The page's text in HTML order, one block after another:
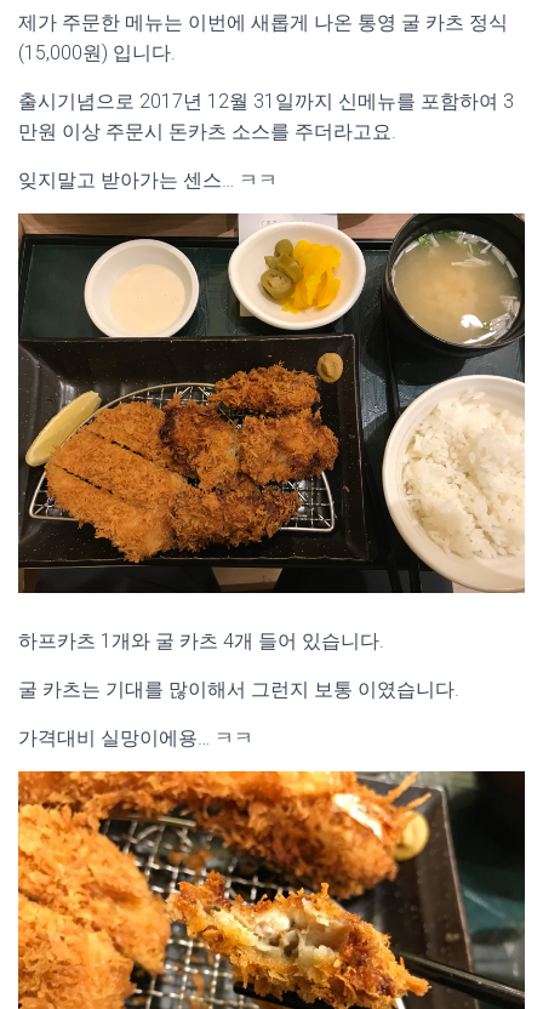
제가 주문한 메뉴는 이번에 새롭게 나온 통영 굴 카츠 정식
(15,000원) 입니다.
출시기념으로 2017년 12월 31일까지 신메뉴를 포함하여 3
만원 이상 주문시 돈카츠 소스를 주더라고요.
잊지말고 받아가는 센스… ㅋㅋ
하프카츠 1개와 굴 카츠 4개 들어 있습니다.
굴 카츠는 기대를 많이해서 그런지 보통 이였습니다.
가격대비 실망이에용… ㅋㅋ